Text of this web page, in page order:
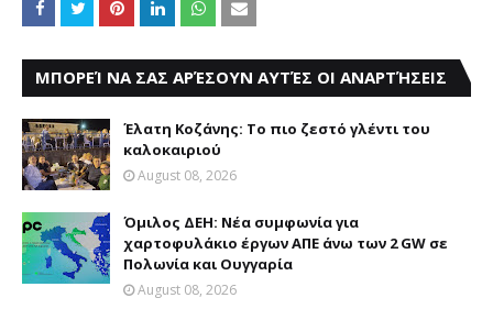
ΜΠΟΡΕΊ ΝΑ ΣΑΣ ΑΡΈΣΟΥΝ ΑΥΤΈΣ ΟΙ ΑΝΑΡΤΉΣΕΙΣ
Έλατη Κοζάνης: Το πιο ζεστό γλέντι του
καλοκαιριού
August 08, 2026
Όμιλος ΔΕΗ: Νέα συμφωνία για
χαρτοφυλάκιο έργων ΑΠΕ άνω των 2 GW σε
Πολωνία και Ουγγαρία
August 08, 2026